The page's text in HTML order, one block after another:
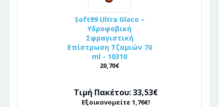
Soft99 Ultra Glaco –
Υδροφοβική
Σφραγιστική
Επίστρωση Τζαμιών 70
ml - 10310
20,70€
Τιμή Πακέτου: 33,53€
Εξοικονομείτε 1,76€!